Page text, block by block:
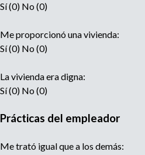
Sí (0) No (0)
Me proporcionó una vivienda:
Sí (0) No (0)
La vivienda era digna:
Sí (0) No (0)
Prácticas del empleador
Me trató igual que a los demás: